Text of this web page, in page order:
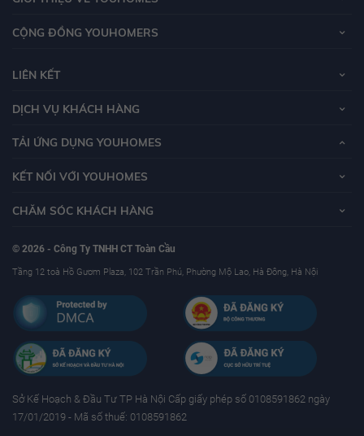
CỘNG ĐỒNG YOUHOMERS
LIÊN KẾT
DỊCH VỤ KHÁCH HÀNG
TẢI ỨNG DỤNG YOUHOMES
KẾT NỐI VỚI YOUHOMES
CHĂM SÓC KHÁCH HÀNG
© 2026 - Công Ty TNHH CT Toàn Cầu
Tầng 12 toà Hồ Gươm Plaza, 102 Trần Phú, Phường Mộ Lao, Hà Đông, Hà Nội
Sở Kế Hoạch & Ðầu Tư TP Hà Nội Cấp giấy phép số 0108591862 ngày
17/01/2019 - Mã số thuế: 0108591862